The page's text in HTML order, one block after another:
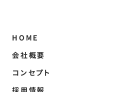
HOME
会社概要
コンセプト